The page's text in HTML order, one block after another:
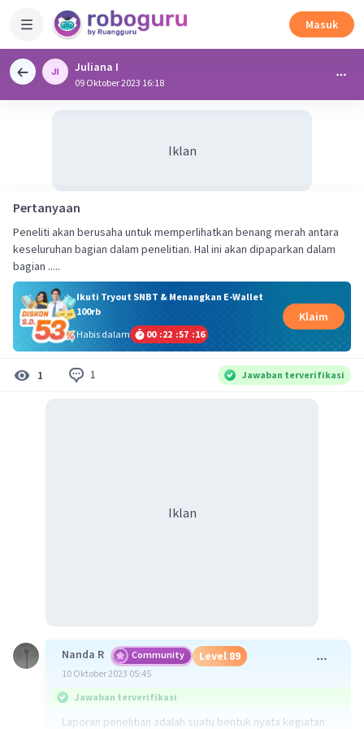
Masuk
Juliana I
09 Oktober 2023 16:18
Iklan
Pertanyaan
Peneliti akan berusaha untuk memperlihatkan benang merah antara
keseluruhan bagian dalam penelitian. Hal ini akan dipaparkan dalam
bagian .....
Ikuti Tryout SNBT & Menangkan E-Wallet
100rb
Habis dalam
00 :22 :57 :16
Klaim
1 1 Jawaban terverifikasi
Iklan
Nanda R Community Level 89
10 Oktober 2023 05:45
Jawaban terverifikasi
Laporan penelitian adalah suatu bentuk nyata kegiatan